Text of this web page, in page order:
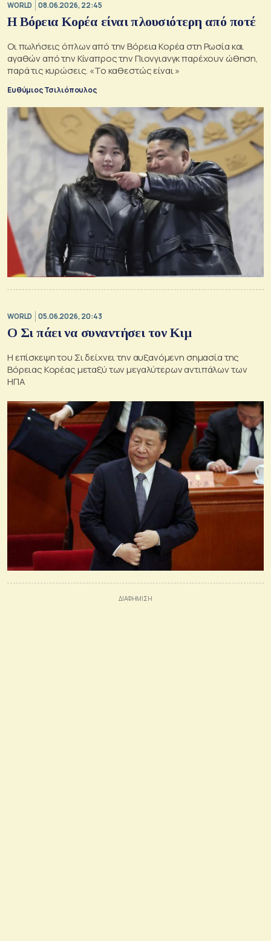
WORLD 08.06.2026, 22:45
Η Βόρεια Κορέα είναι πλουσιότερη από ποτέ
Οι πωλήσεις όπλων από την Βόρεια Κορέα στη Ρωσία και
αγαθών από την Κίναπρος την Πιονγιανγκ παρέχουν ώθηση,
παρά τις κυρώσεις. «Το καθεστώς είναι »
Ευθύμιος Τσιλιόπουλος
WORLD 05.06.2026, 20:43
Ο Σι πάει να συναντήσει τον Κιμ
Η επίσκεψη του Σι δείχνει την αυξανόμενη σημασία της
Βόρειας Κορέας μεταξύ των μεγαλύτερων αντιπάλων των
ΗΠΑ